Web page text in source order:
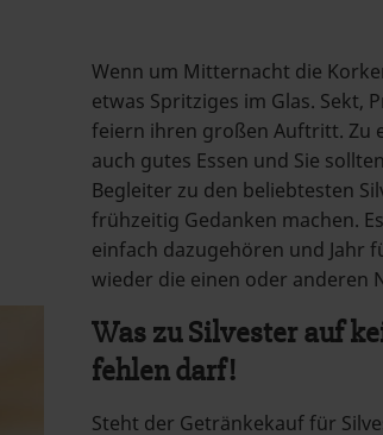
Wenn um Mitternacht die
etwas Spritziges im Glas. Sekt,
feiern ihren großen Auftritt. Zu
auch gutes Essen und Sie
Begleiter zu den beliebtesten
frühzeitig Gedanken machen.
einfach dazugehören und Jahr
wieder die einen oder anderen
Was zu Silvester auf
fehlen darf!
Steht der Getränkekauf für